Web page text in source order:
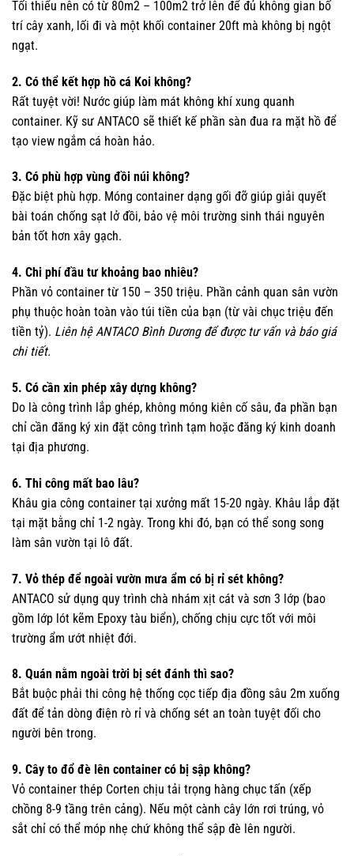
Tối thiểu nên có từ 80m2 – 100m2 trở lên để đủ không gian bố
trí cây xanh, lối đi và một khối container 20ft mà không bị ngột
ngạt.
2. Có thể kết hợp hồ cá Koi không?
Rất tuyệt vời! Nước giúp làm mát không khí xung quanh
container. Kỹ sư ANTACO sẽ thiết kế phần sàn đua ra mặt hồ để
tạo view ngắm cá hoàn hảo.
3. Có phù hợp vùng đồi núi không?
Đặc biệt phù hợp. Móng container dạng gối đỡ giúp giải quyết
bài toán chống sạt lở đồi, bảo vệ môi trường sinh thái nguyên
bản tốt hơn xây gạch.
4. Chi phí đầu tư khoảng bao nhiêu?
Phần vỏ container từ 150 – 350 triệu. Phần cảnh quan sân vườn
phụ thuộc hoàn toàn vào túi tiền của bạn (từ vài chục triệu đến
tiền tỷ). Liên hệ ANTACO Bình Dương để được tư vấn và báo giá
chi tiết.
5. Có cần xin phép xây dựng không?
Do là công trình lắp ghép, không móng kiên cố sâu, đa phần bạn
chỉ cần đăng ký xin đặt công trình tạm hoặc đăng ký kinh doanh
tại địa phương.
6. Thi công mất bao lâu?
Khâu gia công container tại xưởng mất 15-20 ngày. Khâu lắp đặt
tại mặt bằng chỉ 1-2 ngày. Trong khi đó, bạn có thể song song
làm sân vườn tại lô đất.
7. Vỏ thép để ngoài vườn mưa ẩm có bị rỉ sét không?
ANTACO sử dụng quy trình chà nhám xịt cát và sơn 3 lớp (bao
gồm lớp lót kẽm Epoxy tàu biển), chống chịu cực tốt với môi
trường ẩm ướt nhiệt đới.
8. Quán nằm ngoài trời bị sét đánh thì sao?
Bắt buộc phải thi công hệ thống cọc tiếp địa đồng sâu 2m xuống
đất để tản dòng điện rò rỉ và chống sét an toàn tuyệt đối cho
người bên trong.
9. Cây to đổ đè lên container có bị sập không?
Vỏ container thép Corten chịu tải trọng hàng chục tấn (xếp
chồng 8-9 tầng trên cảng). Nếu một cành cây lớn rơi trúng, vỏ
sắt chỉ có thể móp nhẹ chứ không thể sập đè lên người.